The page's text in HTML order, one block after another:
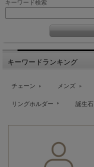
キーワード検索
キーワードランキング
チェーン メンズ
リングホルダー 誕生石